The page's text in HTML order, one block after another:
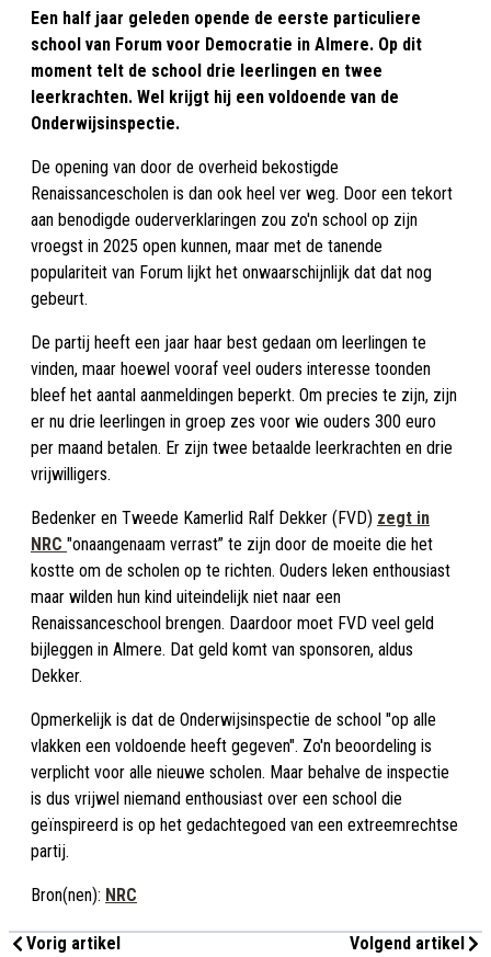
Een half jaar geleden opende de eerste particuliere
school van Forum voor Democratie in Almere. Op dit
moment telt de school drie leerlingen en twee
leerkrachten. Wel krijgt hij een voldoende van de
Onderwijsinspectie.
De opening van door de overheid bekostigde
Renaissancescholen is dan ook heel ver weg. Door een tekort
aan benodigde ouderverklaringen zou zo'n school op zijn
vroegst in 2025 open kunnen, maar met de tanende
populariteit van Forum lijkt het onwaarschijnlijk dat dat nog
gebeurt.
De partij heeft een jaar haar best gedaan om leerlingen te
vinden, maar hoewel vooraf veel ouders interesse toonden
bleef het aantal aanmeldingen beperkt. Om precies te zijn, zijn
er nu drie leerlingen in groep zes voor wie ouders 300 euro
per maand betalen. Er zijn twee betaalde leerkrachten en drie
vrijwilligers.
Bedenker en Tweede Kamerlid Ralf Dekker (FVD) zegt in
NRC "onaangenaam verrast” te zijn door de moeite die het
kostte om de scholen op te richten. Ouders leken enthousiast
maar wilden hun kind uiteindelijk niet naar een
Renaissanceschool brengen. Daardoor moet FVD veel geld
bijleggen in Almere. Dat geld komt van sponsoren, aldus
Dekker.
Opmerkelijk is dat de Onderwijsinspectie de school "op alle
vlakken een voldoende heeft gegeven". Zo'n beoordeling is
verplicht voor alle nieuwe scholen. Maar behalve de inspectie
is dus vrijwel niemand enthousiast over een school die
geïnspireerd is op het gedachtegoed van een extreemrechtse
partij.
Bron(nen): NRC
Vorig artikel
Volgend artikel